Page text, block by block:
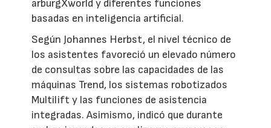
arburgXworld y diferentes funciones
basadas en inteligencia artificial.
Según Johannes Herbst, el nivel técnico de
los asistentes favoreció un elevado número
de consultas sobre las capacidades de las
máquinas Trend, los sistemas robotizados
Multilift y las funciones de asistencia
integradas. Asimismo, indicó que durante